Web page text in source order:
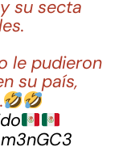
y su secta
le pudieron
su país,